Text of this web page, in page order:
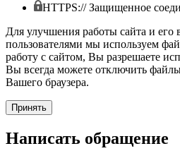
HTTPS:// Защищенное
Для улучшения работы сайта и его
пользователями мы используем
работу с сайтом, Вы разрешаете
Вы всегда можете отключить
Вашего браузера.
Принять
Написать обращение